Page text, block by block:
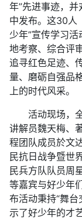
年”先进事迹，
中发布。这30人
少年”宣传学习
地考察、综合评
追寻红色足迹、
量、磨砺自强品
上的时代风采。
活动现场，全
讲解员魏天梅、
程团队成员於文
民抗日战争暨世
民兵方队队员周
等嘉宾与好少年
布活动秉持“舞
示了好少年的才